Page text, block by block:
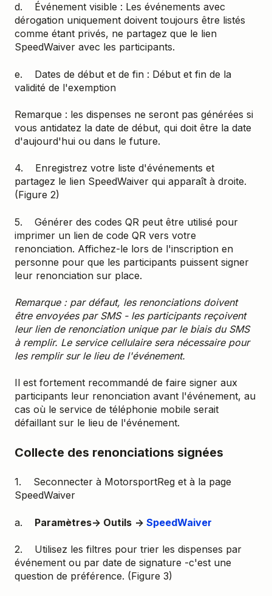
d. Événement visible : Les événements avec
dérogation uniquement doivent toujours être listés
comme étant privés, ne partagez que le lien
SpeedWaiver avec les participants.
e. Dates de début et de fin : Début et fin de la
validité de l'exemption
Remarque : les dispenses ne seront pas générées si
vous antidatez la date de début, qui doit être la date
d'aujourd'hui ou dans le future.
4. Enregistrez votre liste d'événements et
partagez le lien SpeedWaiver qui apparaît à droite.
(Figure 2)
5. Générer des codes QR peut être utilisé pour
imprimer un lien de code QR vers votre
renonciation. Affichez-le lors de l'inscription en
personne pour que les participants puissent signer
leur renonciation sur place.
Remarque : par défaut, les renonciations doivent
être envoyées par SMS - les participants reçoivent
leur lien de renonciation unique par le biais du SMS
à remplir. Le service cellulaire sera nécessaire pour
les remplir sur le lieu de l'événement.
Il est fortement recommandé de faire signer aux
participants leur renonciation avant l'événement, au
cas où le service de téléphonie mobile serait
défaillant sur le lieu de l'événement.
Collecte des renonciations signées
1. Seconnecter à MotorsportReg et à la page
SpeedWaiver
a. Paramètres→ Outils → SpeedWaiver
2. Utilisez les filtres pour trier les dispenses par
événement ou par date de signature -c'est une
question de préférence. (Figure 3)